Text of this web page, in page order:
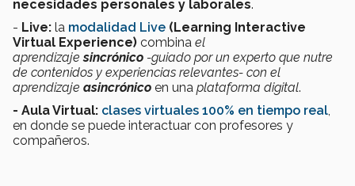
necesidades personales y laborales.
- Live: la modalidad Live (Learning Interactive
Virtual Experience) combina el
aprendizaje sincrónico -guiado por un experto que nutre
de contenidos y experiencias relevantes- con el
aprendizaje asincrónico en una plataforma digital.
- Aula Virtual: clases virtuales 100% en tiempo real,
en donde se puede interactuar con profesores y
compañeros.